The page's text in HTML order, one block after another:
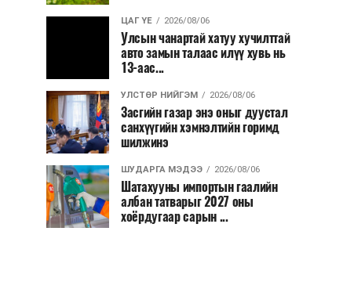
ЦАГ ҮЕ 2026/08/06
Улсын чанартай хатуу хучилттай
авто замын талаас илүү хувь нь
13-аас...
УЛСТӨР НИЙГЭМ 2026/08/06
Засгийн газар энэ оныг дуустал
санхүүгийн хэмнэлтийн горимд
шилжинэ
ШУДАРГА МЭДЭЭ 2026/08/06
Шатахууны импортын гаалийн
албан татварыг 2027 оны
хоёрдугаар сарын ...